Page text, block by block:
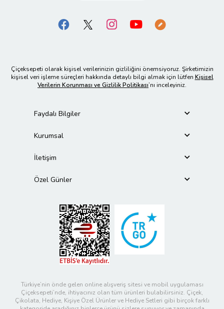
Çiçeksepeti olarak kişisel verilerinizin gizliliğini önemsiyoruz. Şirketimizin
kişisel veri işleme süreçleri hakkında detaylı bilgi almak için lütfen Kişisel
Verilerin Korunması ve Gizlilik Politikası’nı inceleyiniz.
Faydalı Bilgiler
Kurumsal
İletişim
Özel Günler
Türkiye’nin önde gelen online alışveriş sitesi ve mobil uygulaması
Çiçeksepeti’nde, ihtiyacınız olan tüm ürünleri bulabilirsiniz. Çiçek,
Çikolata, Hediye, Kişiye Özel Ürünler ve Hediye Setleri gibi birçok farklı